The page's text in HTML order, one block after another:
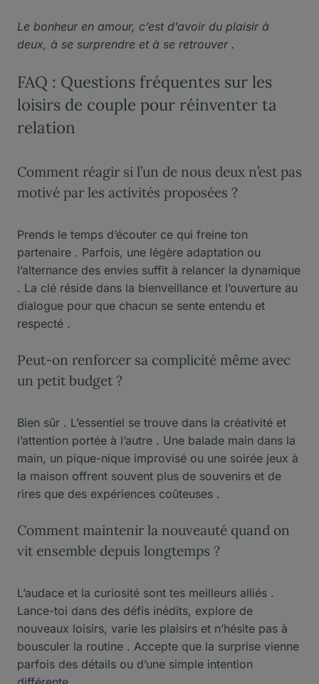
Le bonheur en amour, c’est d’avoir du plaisir à
deux, à se surprendre et à se retrouver .
FAQ : Questions fréquentes sur les
loisirs de couple pour réinventer ta
relation
Comment réagir si l’un de nous deux n’est pas
motivé par les activités proposées ?
Prends le temps d’écouter ce qui freine ton
partenaire . Parfois, une légère adaptation ou
l’alternance des envies suffit à relancer la dynamique
. La clé réside dans la bienveillance et l’ouverture au
dialogue pour que chacun se sente entendu et
respecté .
Peut-on renforcer sa complicité même avec
un petit budget ?
Bien sûr . L’essentiel se trouve dans la créativité et
l’attention portée à l’autre . Une balade main dans la
main, un pique-nique improvisé ou une soirée jeux à
la maison offrent souvent plus de souvenirs et de
rires que des expériences coûteuses .
Comment maintenir la nouveauté quand on
vit ensemble depuis longtemps ?
L’audace et la curiosité sont tes meilleurs alliés .
Lance-toi dans des défis inédits, explore de
nouveaux loisirs, varie les plaisirs et n’hésite pas à
bousculer la routine . Accepte que la surprise vienne
parfois des détails ou d’une simple intention